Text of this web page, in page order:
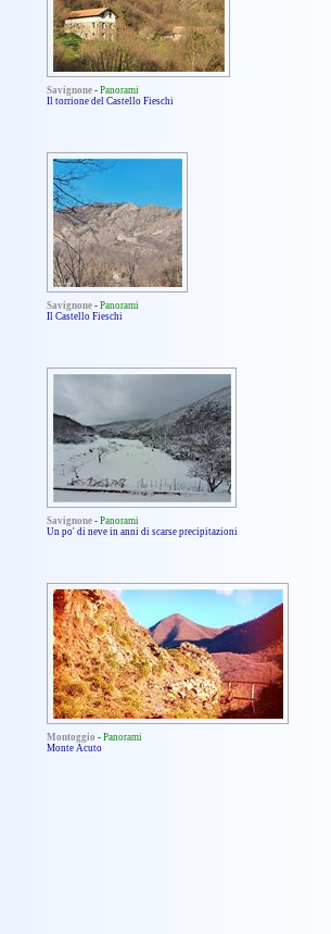
Savignone - Panorami
Il torrione del Castello Fieschi
Savignone - Panorami
Il Castello Fieschi
Savignone - Panorami
Un po' di neve in anni di scarse precipitazioni
Montoggio - Panorami
Monte Acuto